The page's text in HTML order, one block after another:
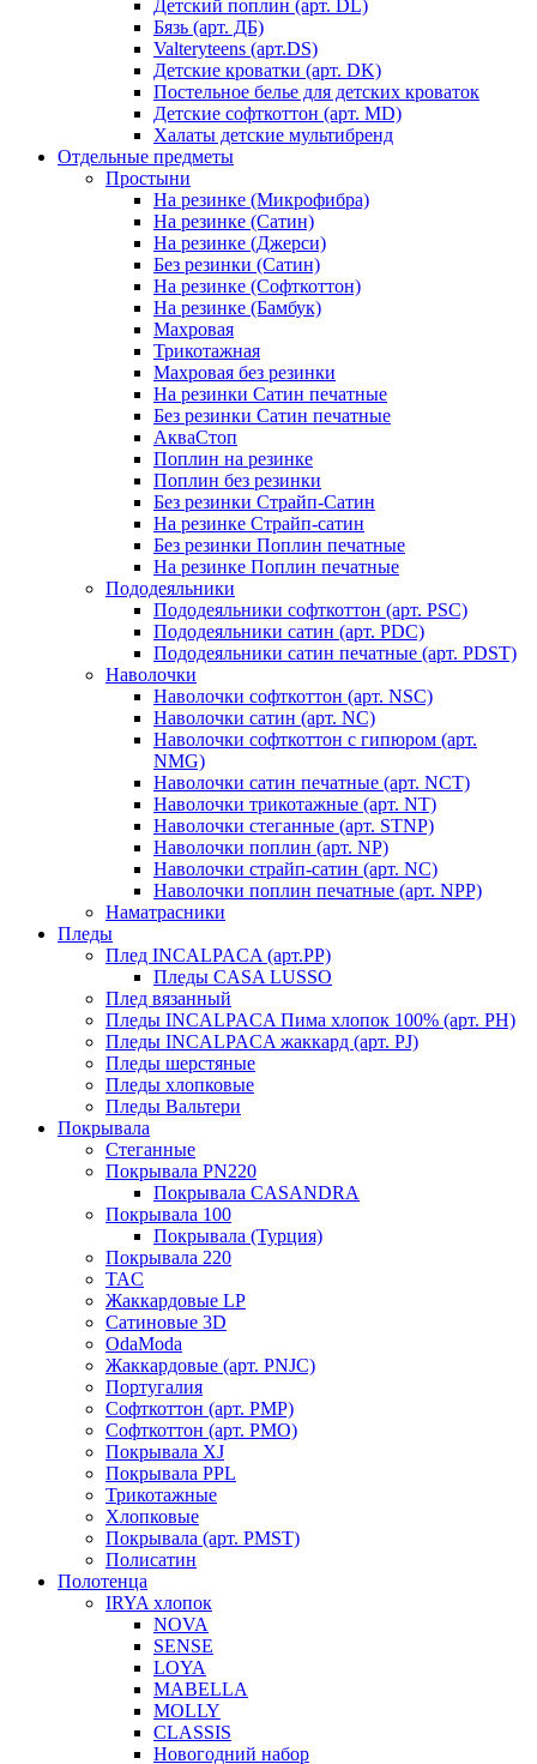
Детский поплин (арт. DL)
Бязь (арт. ДБ)
Valteryteens (арт.DS)
Детские кроватки (арт. DK)
Постельное белье для детских кроваток
Детские софткоттон (арт. MD)
Халаты детские мультибренд
Отдельные предметы
Простыни
На резинке (Микрофибра)
На резинке (Сатин)
На резинке (Джерси)
Без резинки (Сатин)
На резинке (Софткоттон)
На резинке (Бамбук)
Махровая
Трикотажная
Махровая без резинки
На резинки Сатин печатные
Без резинки Сатин печатные
АкваСтоп
Поплин на резинке
Поплин без резинки
Без резинки Страйп-Сатин
На резинке Страйп-сатин
Без резинки Поплин печатные
На резинке Поплин печатные
Пододеяльники
Пододеяльники софткоттон (арт. PSC)
Пододеяльники сатин (арт. PDC)
Пододеяльники сатин печатные (арт. PDST)
Наволочки
Наволочки софткоттон (арт. NSC)
Наволочки сатин (арт. NC)
Наволочки софткоттон с гипюром (арт.
NMG)
Наволочки сатин печатные (арт. NCT)
Наволочки трикотажные (арт. NT)
Наволочки стеганные (арт. STNP)
Наволочки поплин (арт. NP)
Наволочки страйп-сатин (арт. NC)
Наволочки поплин печатные (арт. NPP)
Наматрасники
Пледы
Плед INCALPACA (арт.PP)
Пледы CASA LUSSO
Плед вязанный
Пледы INCALPACA Пима хлопок 100% (арт. PH)
Пледы INCALPACA жаккард (арт. PJ)
Пледы шерстяные
Пледы хлопковые
Пледы Вальтери
Покрывала
Стеганные
Покрывала PN220
Покрывала CASANDRA
Покрывала 100
Покрывала (Турция)
Покрывала 220
TAC
Жаккардовые LP
Сатиновые 3D
OdaModa
Жаккардовые (арт. PNJC)
Португалия
Софткоттон (арт. PMP)
Софткоттон (арт. PMO)
Покрывала XJ
Покрывала PPL
Трикотажные
Хлопковые
Покрывала (арт. PMST)
Полисатин
Полотенца
IRYA хлопок
NOVA
SENSE
LOYA
MABELLA
MOLLY
CLASSIS
Новогодний набор